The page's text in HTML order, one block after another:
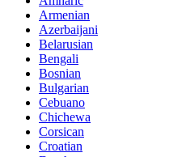
Armenian
Azerbaijani
Belarusian
Bengali
Bosnian
Bulgarian
Cebuano
Chichewa
Corsican
Croatian